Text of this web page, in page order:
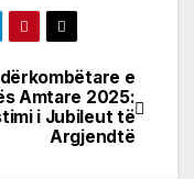
e
Amtare 2025:
i Jubileut të
Argjendtë